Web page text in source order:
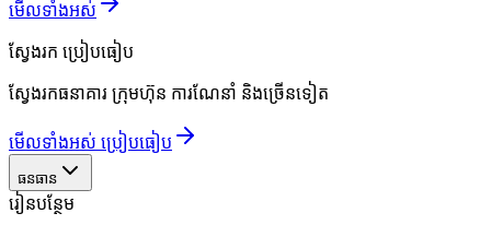
មើលទាំងអស់
ស្វែងរក ប្រៀបធៀប
ស្វែងរកធនាគារ ក្រុមហ៊ុន ការណែនាំ និងច្រើនទៀត
មើលទាំងអស់ ប្រៀបធៀប
ធនធាន
រៀនបន្ថែម